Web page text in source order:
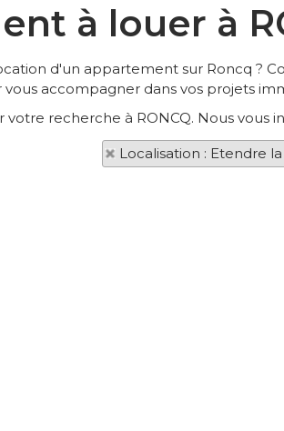
à louer à
d'un appartement sur Roncq ?
accompagner dans vos projets
votre recherche à RONCQ. Nous vous
Localisation : Etendre